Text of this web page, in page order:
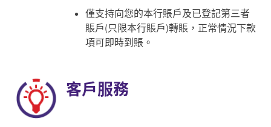
僅支持向您的本行賬戶及已登記第三者
賬戶(只限本行賬戶)轉賬，正常情況下款
項可即時到賬。
客戶服務